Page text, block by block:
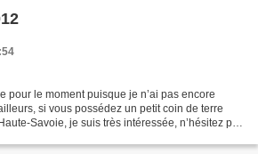
pour le moment puisque je n’ai pas encore
si vous possédez un petit coin de terre
Savoie, je suis très intéressée, n’hésitez pas